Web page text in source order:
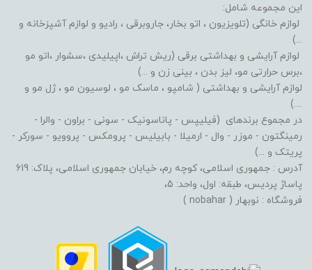
این مجموعه شامل:
لوازم خانگی (تلویزیون ، اتو بخار، جاروبرقی ، رادیو و لوازم آشپزخانه و
...)
لوازم آرایشی و بهداشتی برقی (ریش تراش ،اپیلیدی ،سشوار ،اتو مو
،برس حرارتی مو، لیز بدن ، بینی زن و ...)
لوازم آرایشی و بهداشتی ( شامپو ، ماسک مو ، لوسیون مو ، ژل مو و
....)
در مجموع برندهای (فیلیپس - پاناسونیک - سونی - براون - والرا -
رمینگتون - موزر - وال - ارمیلا - بابیلیس - پرومکس - پروویو - سورکر -
پریتک و ...)
آدرس : جمهوری اسلامی، کوچه رم، خیابان جمهوری اسلامی، پلاک: 619
پاساژ پردیس، طبقه: اول، واحد: 5،
فروشگاه : نوبهار ( nobahar )